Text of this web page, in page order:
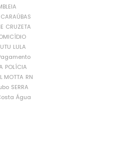
CARAÚBAS
CRUZETA
LULA
POLÍCIA
MOTTA RN
SERRA
Água